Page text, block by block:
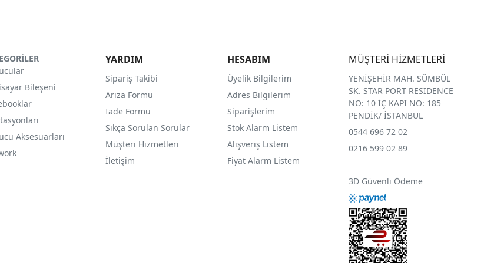
Bileşeni
Aksesuarları
YARDIM
Sipariş Takibi
Arıza Formu
İade Formu
Sıkça Sorulan Sorular
Müşteri Hizmetleri
İletişim
HESABIM
Üyelik Bilgilerim
Adres Bilgilerim
Siparişlerim
Stok Alarm Listem
Alışveriş Listem
Fiyat Alarm Listem
MÜŞTERİ HİZMETLERİ
YENİŞEHİR MAH. SÜMBÜL
SK. STAR PORT RESIDENCE
NO: 10 İÇ KAPI NO: 185
PENDİK/ İSTANBUL
0544 696 72 02
0216 599 02 89
3D Güvenli Ödeme